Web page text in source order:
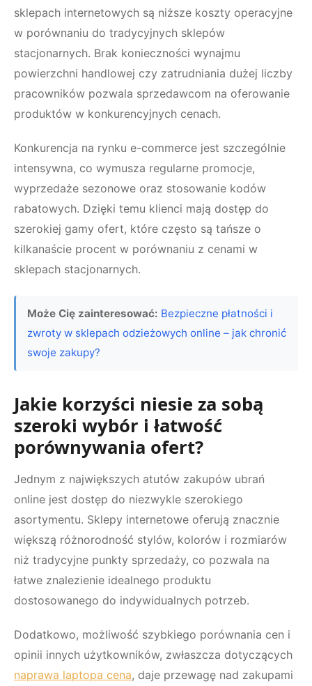
sklepach internetowych są niższe koszty operacyjne
w porównaniu do tradycyjnych sklepów
stacjonarnych. Brak konieczności wynajmu
powierzchni handlowej czy zatrudniania dużej liczby
pracowników pozwala sprzedawcom na oferowanie
produktów w konkurencyjnych cenach.
Konkurencja na rynku e-commerce jest szczególnie
intensywna, co wymusza regularne promocje,
wyprzedaże sezonowe oraz stosowanie kodów
rabatowych. Dzięki temu klienci mają dostęp do
szerokiej gamy ofert, które często są tańsze o
kilkanaście procent w porównaniu z cenami w
sklepach stacjonarnych.
Może Cię zainteresować: Bezpieczne płatności i
zwroty w sklepach odzieżowych online – jak chronić
swoje zakupy?
Jakie korzyści niesie za sobą
szeroki wybór i łatwość
porównywania ofert?
Jednym z największych atutów zakupów ubrań
online jest dostęp do niezwykle szerokiego
asortymentu. Sklepy internetowe oferują znacznie
większą różnorodność stylów, kolorów i rozmiarów
niż tradycyjne punkty sprzedaży, co pozwala na
łatwe znalezienie idealnego produktu
dostosowanego do indywidualnych potrzeb.
Dodatkowo, możliwość szybkiego porównania cen i
opinii innych użytkowników, zwłaszcza dotyczących
naprawa laptopa cena, daje przewagę nad zakupami